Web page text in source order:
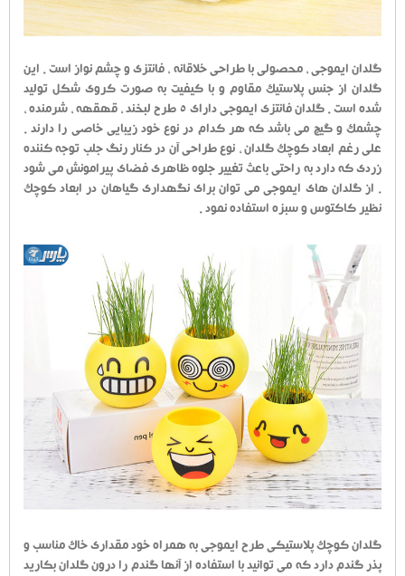
گلدان ایموجی ، محصولی با طراحی خلاقانه ، فانتزی و چشم نواز است . این
گلدان از جنس پلاستیک مقاوم و با کیفیت به صورت کروی شکل تولید
شده است . گلدان فانتزی ایموجی دارای 5 طرح لبخند ، قهقهه ، شرمنده ،
چشمک و گیج می باشد که هر کدام در نوع خود زیبایی خاصی را دارند .
علی رغم ابعاد کوچک گلدان ، نوع طراحی آن در کنار رنگ جلب توجه کننده
زردی که دارد به راحتی باعث تغییر جلوه ظاهری فضای پیرامونش می شود
. از گلدان های ایموجی می توان برای نگهداری گیاهان در ابعاد کوچک
نظیر کاکتوس و سبزه استفاده نمود .
گلدان کوچک پلاستیکی طرح ایموجی به همراه خود مقداری خاک مناسب و
پذر گندم دارد که می توانید با استفاده از آنها گندم را درون گلدان بکارید